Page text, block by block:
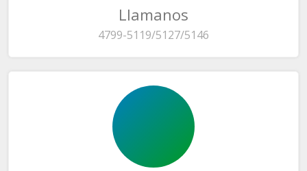
Llamanos
4799-5119/5127/5146